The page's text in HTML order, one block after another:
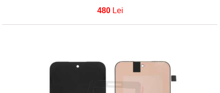
480 Lei